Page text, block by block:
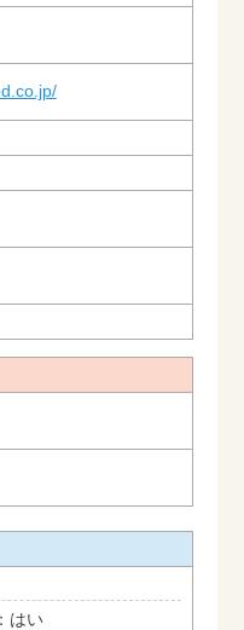
はい